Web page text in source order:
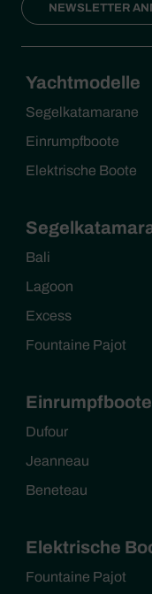
NEWSLETTER
Yachtmodelle
Segelkatamarane
Einrumpfboote
Elektrische Boote
Bali
Lagoon
Excess
Fountaine Pajot
Einrumpfboote
Dufour
Jeanneau
Beneteau
Elektrische
Fountaine Pajot